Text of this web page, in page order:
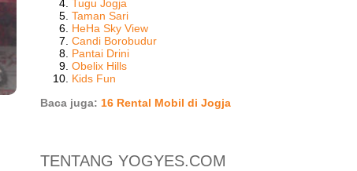
Tugu Jogja
Taman Sari
HeHa Sky View
Candi Borobudur
Pantai Drini
Obelix Hills
Kids Fun
Baca juga: 16 Rental Mobil di Jogja
TENTANG YOGYES.COM